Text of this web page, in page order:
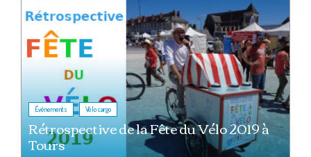
Événements , Vélo cargo
Rétrospective de la Fête du Vélo 2019 à
Tours